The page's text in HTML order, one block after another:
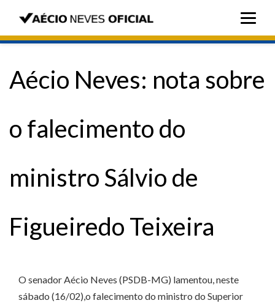
Aécio Neves: nota sobre
o falecimento do
ministro Sálvio de
Figueiredo Teixeira
O senador Aécio Neves (PSDB-MG) lamentou, neste
sábado (16/02),o falecimento do ministro do Superior